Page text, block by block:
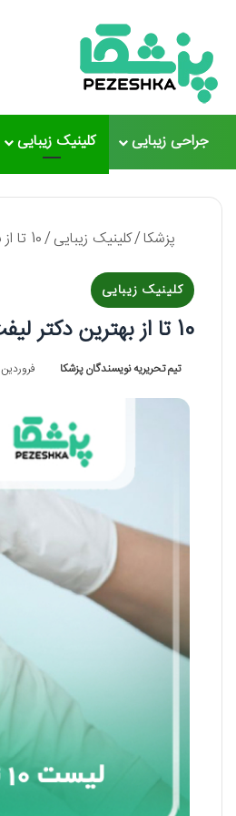
جراحی زیبایی کلینیک زیبایی
پزشکا/کلینیک زیبایی/10 تا از بهترین دکتر لیفت صورت در شیراز⚡【سال 1405】❤️
کلینیک زیبایی
10 تا از بهترین دکتر لیفت صورت در شیراز⚡【سال 1405】❤️
تیم تحریریه نویسندگان پزشکا فروردین 14, 1403